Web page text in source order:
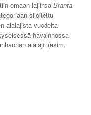
omaan lajiinsa Branta
sijoitettu
alalajista vuodelta
havainnossa
alalajit (esim.